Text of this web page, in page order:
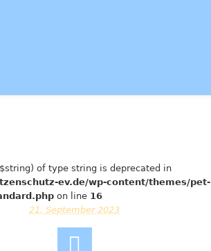
of type string is deprecated in
ev.de/wp-content/themes/pet-
on line 16
21. September 2023